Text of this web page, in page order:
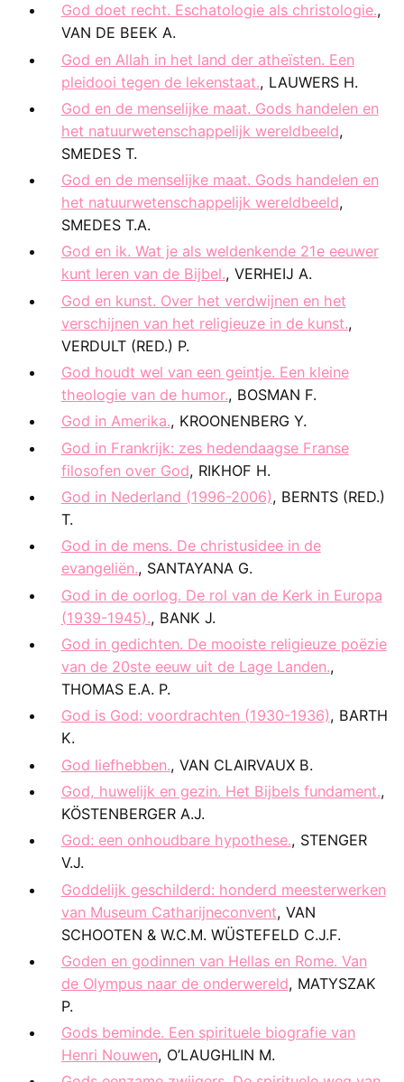
God doet recht. Eschatologie als christologie.,
VAN DE BEEK A.
God en Allah in het land der atheïsten. Een
pleidooi tegen de lekenstaat., LAUWERS H.
God en de menselijke maat. Gods handelen en
het natuurwetenschappelijk wereldbeeld,
SMEDES T.
God en de menselijke maat. Gods handelen en
het natuurwetenschappelijk wereldbeeld,
SMEDES T.A.
God en ik. Wat je als weldenkende 21e eeuwer
kunt leren van de Bijbel., VERHEIJ A.
God en kunst. Over het verdwijnen en het
verschijnen van het religieuze in de kunst.,
VERDULT (RED.) P.
God houdt wel van een geintje. Een kleine
theologie van de humor., BOSMAN F.
God in Amerika., KROONENBERG Y.
God in Frankrijk: zes hedendaagse Franse
filosofen over God, RIKHOF H.
God in Nederland (1996-2006), BERNTS (RED.)
T.
God in de mens. De christusidee in de
evangeliën., SANTAYANA G.
God in de oorlog. De rol van de Kerk in Europa
(1939-1945)., BANK J.
God in gedichten. De mooiste religieuze poëzie
van de 20ste eeuw uit de Lage Landen.,
THOMAS E.A. P.
God is God: voordrachten (1930-1936), BARTH
K.
God liefhebben., VAN CLAIRVAUX B.
God, huwelijk en gezin. Het Bijbels fundament.,
KÖSTENBERGER A.J.
God: een onhoudbare hypothese., STENGER
V.J.
Goddelijk geschilderd: honderd meesterwerken
van Museum Catharijneconvent, VAN
SCHOOTEN & W.C.M. WÜSTEFELD C.J.F.
Goden en godinnen van Hellas en Rome. Van
de Olympus naar de onderwereld, MATYSZAK
P.
Gods beminde. Een spirituele biografie van
Henri Nouwen, O’LAUGHLIN M.